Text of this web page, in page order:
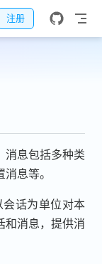
注册
消息包括多种类
息等。
话为单位对本
和消息，提供消